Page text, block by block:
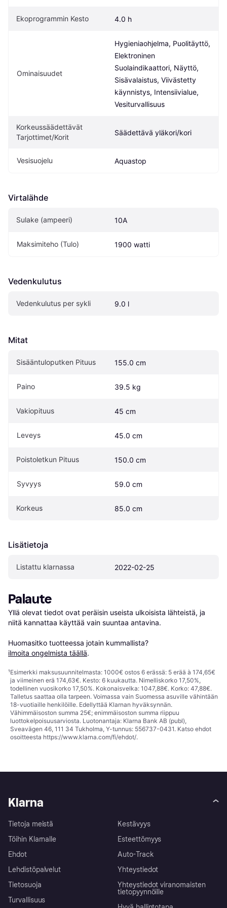
Ekoprogrammin Kesto 4.0 h
Ominaisuudet
Hygieniaohjelma, Puolitäyttö,
Elektroninen
Suolaindikaattori, Näyttö,
Sisävalaistus, Viivästetty
käynnistys, Intensiivialue,
Vesiturvallisuus
Korkeussäädettävät
Tarjottimet/Korit
Säädettävä yläkori/kori
Vesisuojelu Aquastop
Virtalähde
Sulake (ampeeri) 10A
Maksimiteho (Tulo) 1900 watti
Vedenkulutus
Vedenkulutus per sykli 9.0 l
Mitat
Sisääntuloputken Pituus 155.0 cm
Paino 39.5 kg
Vakiopituus 45 cm
Leveys 45.0 cm
Poistoletkun Pituus 150.0 cm
Syvyys 59.0 cm
Korkeus 85.0 cm
Lisätietoja
Listattu klarnassa 2022-02-25
Palaute
Yllä olevat tiedot ovat peräisin useista ulkoisista lähteistä, ja
niitä kannattaa käyttää vain suuntaa antavina.
Huomasitko tuotteessa jotain kummallista?
ilmoita ongelmista täällä.
¹Esimerkki maksusuunnitelmasta: 1000€ ostos 6 erässä: 5 erää à 174,65€
ja viimeinen erä 174,63€. Kesto: 6 kuukautta. Nimelliskorko 17,50%,
todellinen vuosikorko 17,50%. Kokonaisvelka: 1047,88€. Korko: 47,88€.
Talletus saattaa olla tarpeen. Voimassa vain Suomessa asuville vähintään
18-vuotiaille henkilöille. Edellyttää Klarnan hyväksynnän.
Vähimmäisoston summa 25€; enimmäisoston summa riippuu
luottokelpoisuusarviosta. Luotonantaja: Klarna Bank AB (publ),
Sveavägen 46, 111 34 Tukholma, Y-tunnus: 556737-0431. Katso ehdot
osoitteesta https://www.klarna.com/fi/ehdot/.
Klarna
Tietoja meistä
Töihin Klarnalle
Ehdot
Lehdistöpalvelut
Tietosuoja
Turvallisuus
Kestävyys
Esteettömyys
Auto-Track
Yhteystiedot
Yhteystiedot viranomaisten
tietopyynnöille